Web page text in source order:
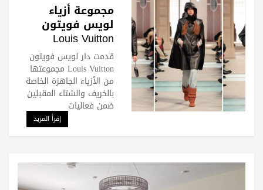
مجموعة أزياء
لويس فويتون
Louis Vuitton
الخاصة بالخريف
والشتاء 2025-2026
قدمت دار لويس فويتون
Louis Vuitton مجموعتها
من الأزياء الجاهزة الخاصة
بالخريف والشتاء المقبلين
ضمن فعاليات
إقرأ المزيد